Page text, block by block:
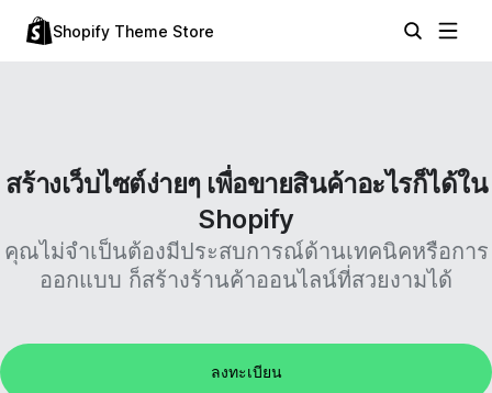
Shopify Theme Store
สร้างเว็บไซต์ง่ายๆ เพื่อขายสินค้าอะไรก็ได้ใน
Shopify
คุณไม่จำเป็นต้องมีประสบการณ์ด้านเทคนิคหรือการ
ออกแบบ ก็สร้างร้านค้าออนไลน์ที่สวยงามได้
ลงทะเบียน